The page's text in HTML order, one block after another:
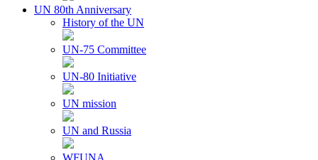
UN 80th Anniversary
History of the UN
UN-75 Committee
UN-80 Initiative
UN mission
UN and Russia
WFUNA